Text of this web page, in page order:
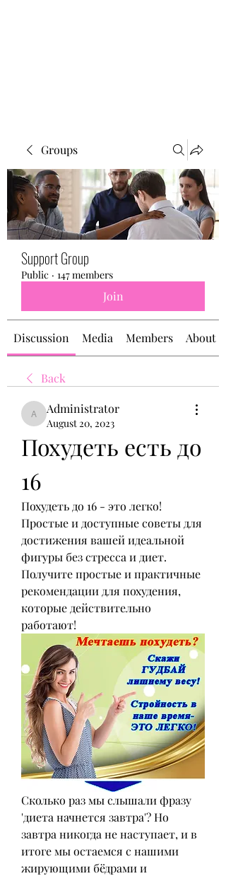
Groups
Support Group
Public · 147 members
Join
Discussion Media Members About
Back
Administrator
Administrator
August 20, 2023
Похудеть есть до
16
Похудеть до 16 - это легко!
Простые и доступные советы для
достижения вашей идеальной
фигуры без стресса и диет.
Получите простые и практичные
рекомендации для похудения,
которые действительно
работают!
Сколько раз мы слышали фразу
'диета начнется завтра'? Но
завтра никогда не наступает, и в
итоге мы остаемся с нашими
жирующими бёдрами и